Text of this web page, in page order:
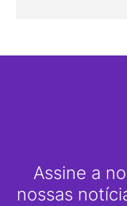
Assine a
nossas